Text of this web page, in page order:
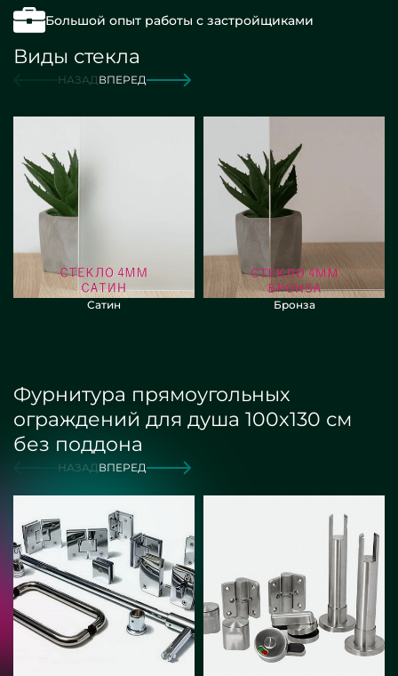
Большой опыт работы с застройщиками
Виды стекла
НАЗАДВПЕРЕД
Сатин Бронза
Фурнитура прямоугольных
ограждений для душа 100х130 см
без поддона
НАЗАДВПЕРЕД